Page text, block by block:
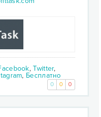
,Twitter,
, Бесплатно
0 0 0